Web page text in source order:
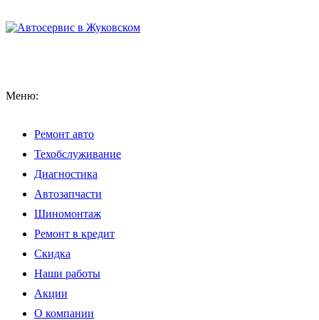
Меню:
Ремонт авто
Техобслуживание
Диагностика
Автозапчасти
Шиномонтаж
Ремонт в кредит
Скидка
Наши работы
Акции
О компании